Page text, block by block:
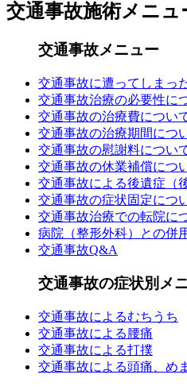
交通事故施術メニュ
交通事故メニュー
交通事故に遭ってしまっ
交通事故治療の必要性に
交通事故の治療費につい
交通事故の治療期間につ
交通事故の慰謝料につい
交通事故の休業補償につ
交通事故による後遺症（
交通事故の症状固定につ
交通事故治療での転院に
病院（整形外科）との併
交通事故Q&A
交通事故の症状別メ
交通事故によるむちうち
交通事故による腰痛
交通事故による打撲
交通事故による頭痛、め